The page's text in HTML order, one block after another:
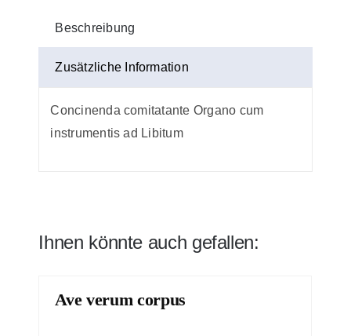
Beschreibung
Zusätzliche Information
Concinenda comitatante Organo cum
instrumentis ad Libitum
Ihnen könnte auch gefallen:
Ave verum corpus